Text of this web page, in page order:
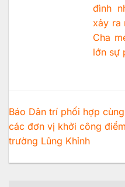
đình
xảy ra
Cha
lớn sự
Báo Dân trí phối hợp cùng
các đơn vị khởi công điểm
trường Lũng Khỉnh